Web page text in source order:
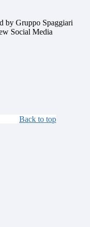
by Gruppo Spaggiari
Social Media
Back to top